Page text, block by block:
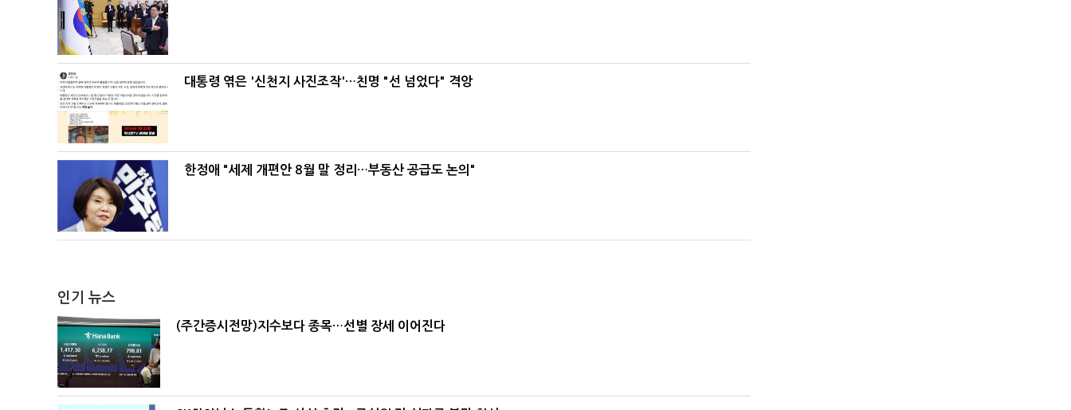
대통령 엮은 '신천지 사진조작'…친명 "선 넘었다" 격앙
한정애 "세제 개편안 8월 말 정리…부동산 공급도 논의"
인기 뉴스
(주간증시전망)지수보다 종목…선별 장세 이어진다